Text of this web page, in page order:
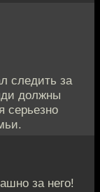
следить за
должны
серьезно
за него!